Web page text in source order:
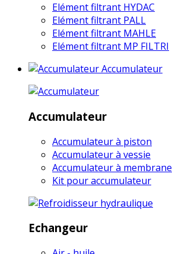
Elément filtrant HYDAC
Elément filtrant PALL
Elément filtrant MAHLE
Elément filtrant MP FILTRI
Accumulateur
Accumulateur
Accumulateur à piston
Accumulateur à vessie
Accumulateur à membrane
Kit pour accumulateur
Echangeur